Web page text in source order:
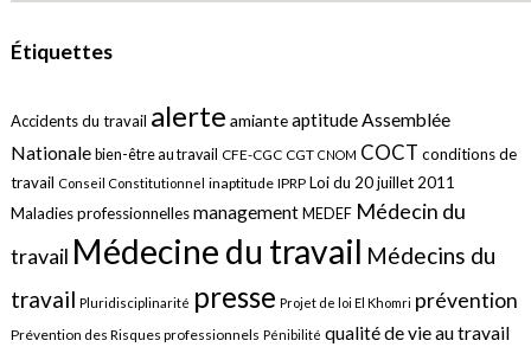
Étiquettes
Accidents du travail alerte amianteaptitudeAssemblée
Nationale bien-être au travail CFE-CGC CGT CNOM COCT conditions de
travail Conseil Constitutionnel inaptitude IPRP Loi du 20 juillet 2011
Maladies professionnellesmanagement MEDEF Médecin du
travail Médecine du travail Médecins du
travail Pluridisciplinarité presse Projet de loi El Khomri prévention
Prévention des Risques professionnels Pénibilité qualité de vie au travail